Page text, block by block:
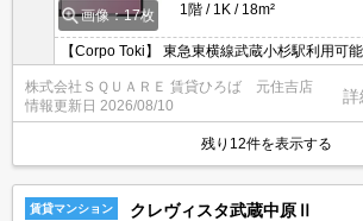
画像：17枚
1階
1K 18m²
【Corpo Toki】 東急東横線武蔵小杉駅利用可
株式会社ＳＱＵＡＲＥ 賃貸ひろば 元住吉店
情報更新日 2026/08/10
詳
残り12件を表示する
賃貸マンション クレヴィスタ武蔵中原Ⅱ